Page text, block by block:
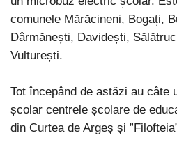
comunele Mărăcineni, Bogați,
Dârmănești, Davidești,
Vulturești.
Tot începând de astăzi au câte
școlar centrele școlare de
din Curtea de Argeș și